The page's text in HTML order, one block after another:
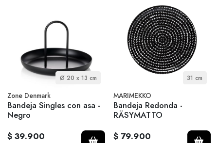
Ø 20 x 13 cm
Zone Denmark
Bandeja Singles con asa -
Negro
$ 39.900
31 cm
MARIMEKKO
Bandeja Redonda -
RÄSYMATTO
$ 79.900